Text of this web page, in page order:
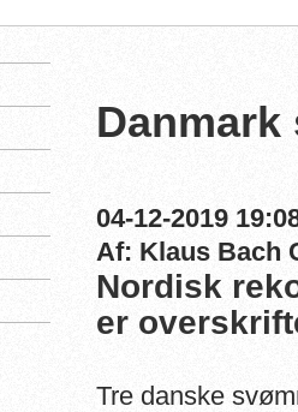
Danmark
04-12-2019
Af: Klaus Bach
Nordisk
er
Tre danske